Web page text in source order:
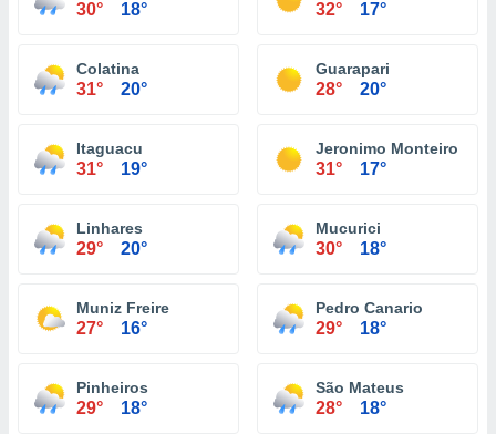
30° 18° 32° 17°
Colatina
31° 20°
Guarapari
28° 20°
Itaguacu
31° 19°
Jeronimo Monteiro
31° 17°
Linhares
29° 20°
Mucurici
30° 18°
Muniz Freire
27° 16°
Pedro Canario
29° 18°
Pinheiros
29° 18°
São Mateus
28° 18°